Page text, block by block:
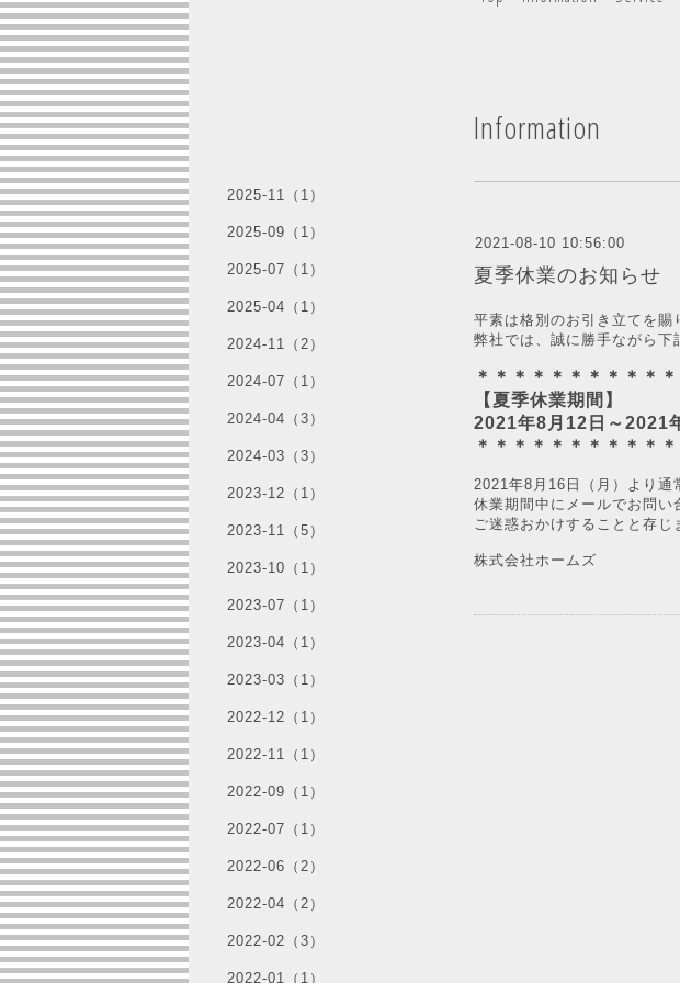
Information
2021-08-10 10:56:00
夏季休業のお知らせ
平素は格別のお引き立てを賜
弊社では、誠に勝手ながら下
＊＊＊＊＊＊＊＊＊＊
【夏季休業期間】
2021年8月12日～2021
＊＊＊＊＊＊＊＊＊＊
2021年8月16日（月）より通
休業期間中にメールでお問い
ご迷惑おかけすることと存じ
株式会社ホームズ
2025-11（1）
2025-09（1）
2025-07（1）
2025-04（1）
2024-11（2）
2024-07（1）
2024-04（3）
2024-03（3）
2023-12（1）
2023-11（5）
2023-10（1）
2023-07（1）
2023-04（1）
2023-03（1）
2022-12（1）
2022-11（1）
2022-09（1）
2022-07（1）
2022-06（2）
2022-04（2）
2022-02（3）
2022-01（1）